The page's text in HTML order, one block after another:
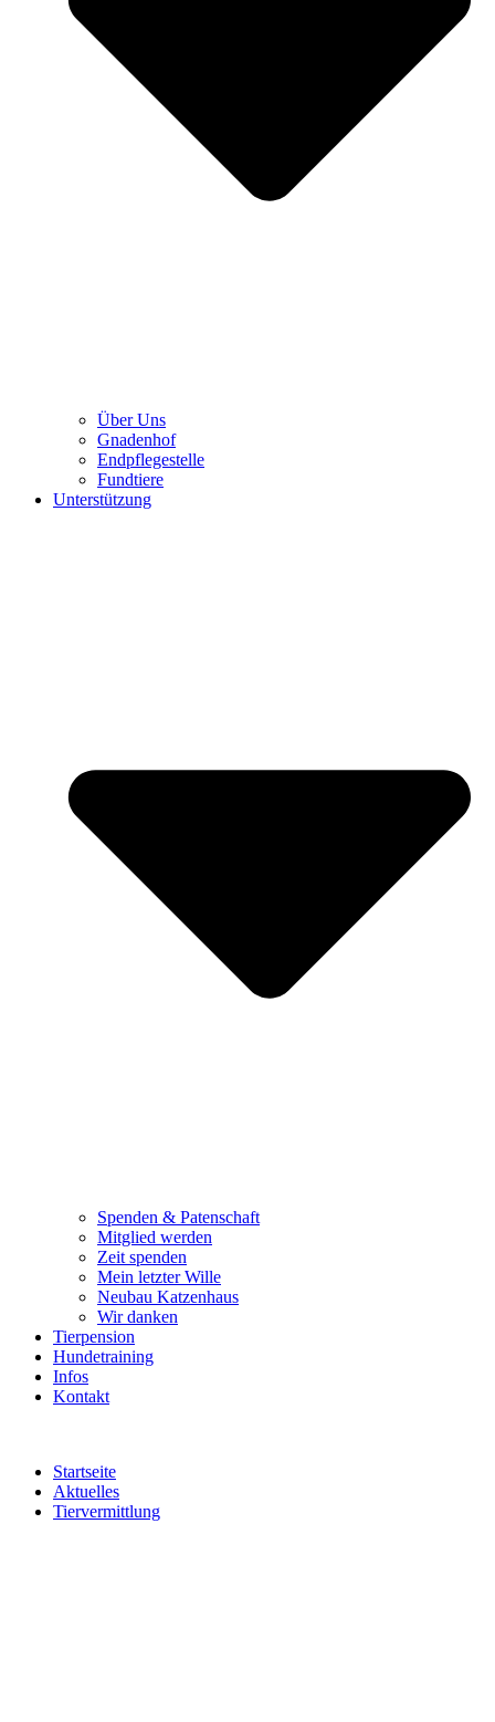
Über Uns
Gnadenhof
Endpflegestelle
Fundtiere
Unterstützung
Spenden & Patenschaft
Mitglied werden
Zeit spenden
Mein letzter Wille
Neubau Katzenhaus
Wir danken
Tierpension
Hundetraining
Infos
Kontakt
Startseite
Aktuelles
Tiervermittlung